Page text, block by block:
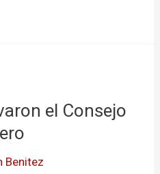
el Consejo
Benitez